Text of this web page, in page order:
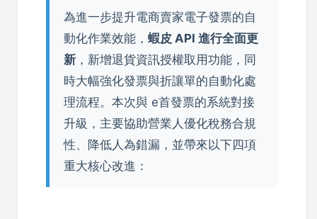
為進一步提升電商賣家電子發票的自
動化作業效能， 蝦皮 API 進行全面更
新 ，新增退貨資訊授權取用功能，同
時大幅強化發票與折讓單的自動化處
理流程。本次與 e首發票的系統對接
升級，主要協助營業人優化稅務合規
性、降低人為錯漏，並帶來以下四項
重大核心改進：